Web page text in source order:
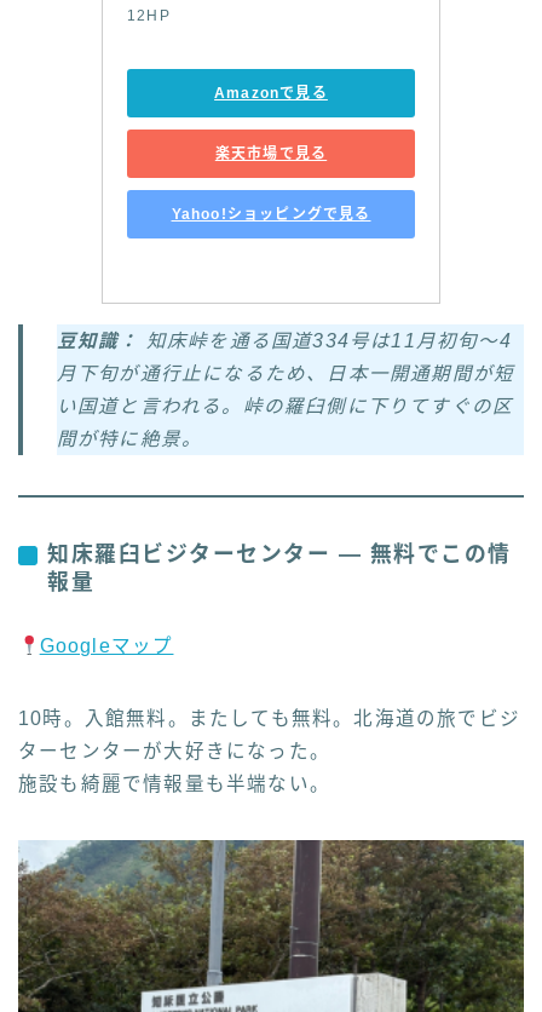
12HP
Amazonで見る
楽天市場で見る
Yahoo!ショッピングで見る
豆知識：
知床峠を通る国道334号は11月初旬〜4
月下旬が通行止になるため、日本一開通期間が短
い国道と言われる。峠の羅臼側に下りてすぐの区
間が特に絶景。
知床羅臼ビジターセンター — 無料でこの情
報量
Googleマップ
10時。入館無料。またしても無料。北海道の旅でビジ
ターセンターが大好きになった。
施設も綺麗で情報量も半端ない。